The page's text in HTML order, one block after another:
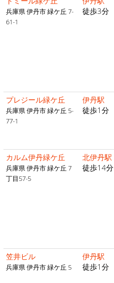
兵庫県 伊丹市 緑ケ丘 7-
61-1
徒歩3分
プレジール緑ケ丘
兵庫県 伊丹市 緑ケ丘 5-
77-1
伊丹駅
徒歩1分
カルム伊丹緑ケ丘
兵庫県 伊丹市 緑ケ丘 7
丁目57-5
北伊丹駅
徒歩14分
笠井ビル
兵庫県 伊丹市 緑ケ丘 5
伊丹駅
徒歩1分